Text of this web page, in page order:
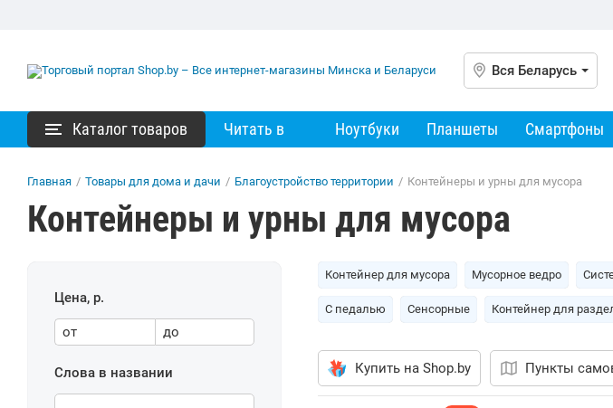
Вся Беларусь
Каталог товаров Читать в Ноутбуки Планшеты Смартфоны
Главная / Товары для дома и дачи / Благоустройство территории / Контейнеры и урны для мусора
Контейнеры и урны для мусора
Цена, р.
от до
Слова в названии
Контейнер для мусора Мусорное ведро
С педалью Сенсорные Контейнер для
Купить на Shop.by Пункты